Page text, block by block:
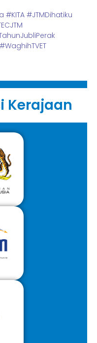
#KITA #JTMDihatiku
#WaghihTVET
Kerajaan